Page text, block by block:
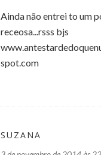
Ainda não entrei to um
receosa...rsss bjs
spot.com
SUZANA